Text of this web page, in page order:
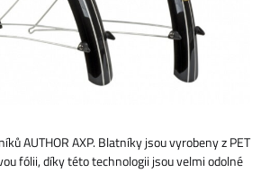
AUTHOR AXP. Blatníky jsou vyrobeny z PET
fólii, díky této technologii jsou velmi odolné